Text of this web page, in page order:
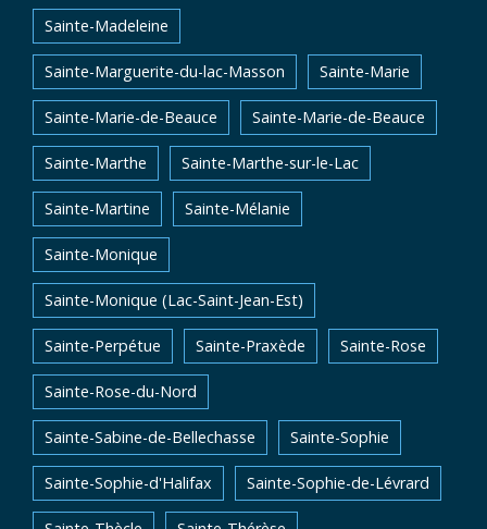
Sainte-Madeleine
Sainte-Marguerite-du-lac-Masson Sainte-Marie
Sainte-Marie-de-Beauce Sainte-Marie-de-Beauce
Sainte-Marthe Sainte-Marthe-sur-le-Lac
Sainte-Martine Sainte-Mélanie
Sainte-Monique
Sainte-Monique (Lac-Saint-Jean-Est)
Sainte-Perpétue Sainte-Praxède Sainte-Rose
Sainte-Rose-du-Nord
Sainte-Sabine-de-Bellechasse Sainte-Sophie
Sainte-Sophie-d'Halifax Sainte-Sophie-de-Lévrard